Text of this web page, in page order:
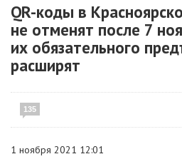
QR-коды в
не отменят после 7
их обязательного
расширят
135
1 ноября 2021 12:01